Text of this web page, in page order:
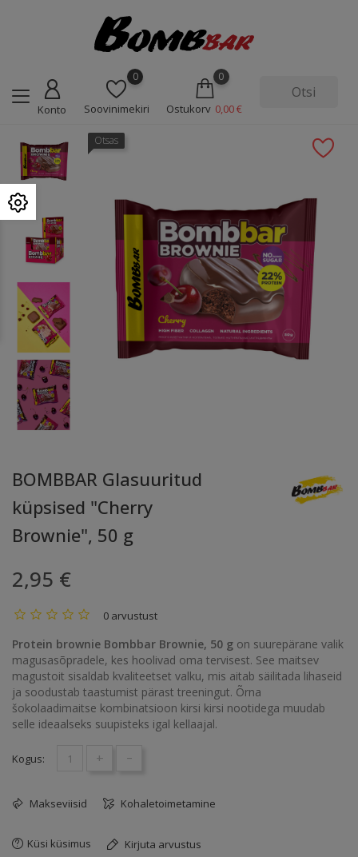
Konto
0
Soovinimekiri
0
Ostukorv 0,00 €
Otsas
BOMBBAR Glasuuritud
küpsised "Cherry
Brownie", 50 g
2,95 €
0 arvustust
Protein brownie Bombbar Brownie, 50 g on suurepärane valik
magusasõpradele, kes hoolivad oma tervisest. See maitsev
magustoit sisaldab kvaliteetset valku, mis aitab säilitada lihaseid
ja soodustab taastumist pärast treeningut. Õrna
šokolaadimaitse kombinatsioon kirsi kirsi nootidega muudab
selle ideaalseks suupisteks igal kellaajal.
Kogus: + -
Makseviisid Kohaletoimetamine
Küsi küsimus Kirjuta arvustus